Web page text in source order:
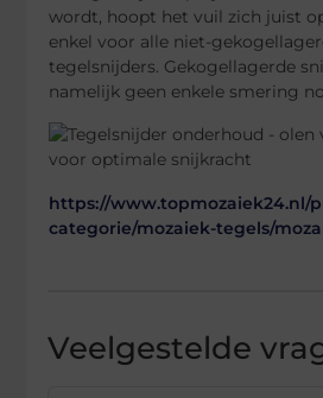
wordt, hoopt het vuil zich juist
enkel voor alle niet-
tegelsnijders. Gekogellagerde
namelijk geen enkele smering
https://www.topmozaiek24.nl/
categorie/mozaiek-tegels/
Veelgestelde